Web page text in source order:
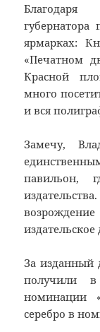
Благодаря
ярмарках:
«Печатном
Красной
много
и вся
Замечу,
павильон,
издательское
За изданный
получили
номинации
серебро в